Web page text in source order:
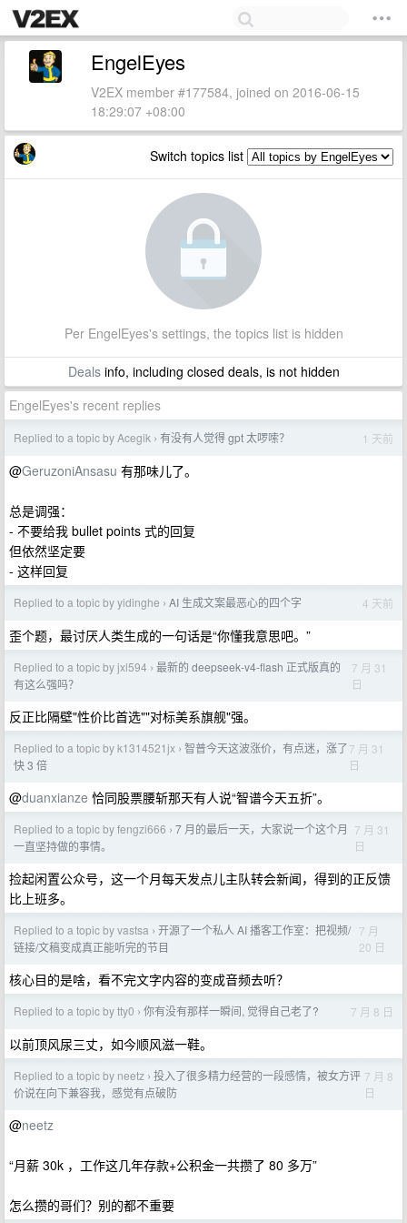
EngelEyes
V2EX member #177584, joined on 2016-06-15
18:29:07 +08:00
Switch topics list
Per EngelEyes's settings, the topics list is hidden
Dealsinfo, including closed deals, is not hidden
EngelEyes's recent replies
Replied to a topic by Acegik › 有没有人觉得 gpt 太啰嗦？ 1 天前
@GeruzoniAnsasu 有那味儿了。
总是调强：
- 不要给我 bullet points 式的回复
但依然坚定要
- 这样回复
Replied to a topic by yidinghe › AI 生成文案最恶心的四个字 4 天前
歪个题，最讨厌人类生成的一句话是“你懂我意思吧。”
Replied to a topic by jxl594 › 最新的 deepseek-v4-flash 正式版真的
有这么强吗？
7 月 31
日
反正比隔壁"性价比首选""对标美系旗舰"强。
Replied to a topic by k1314521jx › 智普今天这波涨价，有点迷，涨了
快 3 倍
7 月 31
日
@duanxianze 恰同股票腰斩那天有人说“智谱今天五折”。
Replied to a topic by fengzi666 › 7 月的最后一天，大家说一个这个月
一直坚持做的事情。
7 月 31
日
捡起闲置公众号，这一个月每天发点儿主队转会新闻，得到的正反馈
比上班多。
Replied to a topic by vastsa › 开源了一个私人 AI 播客工作室：把视频/
链接/文稿变成真正能听完的节目
7 月
20 日
核心目的是啥，看不完文字内容的变成音频去听？
Replied to a topic by tty0 › 你有没有那样一瞬间, 觉得自己老了? 7 月 8 日
以前顶风尿三丈，如今顺风滋一鞋。
Replied to a topic by neetz › 投入了很多精力经营的一段感情，被女方评
价说在向下兼容我，感觉有点破防
7 月 8
日
@neetz
“月薪 30k ，工作这几年存款+公积金一共攒了 80 多万”
怎么攒的哥们？别的都不重要